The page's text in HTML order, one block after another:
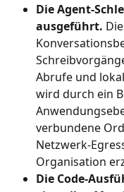
Die Agent-
ausgeführt.
Abrufe und
wird durch ein
verbundene
Netzwerk-
Organisation
Die Code-